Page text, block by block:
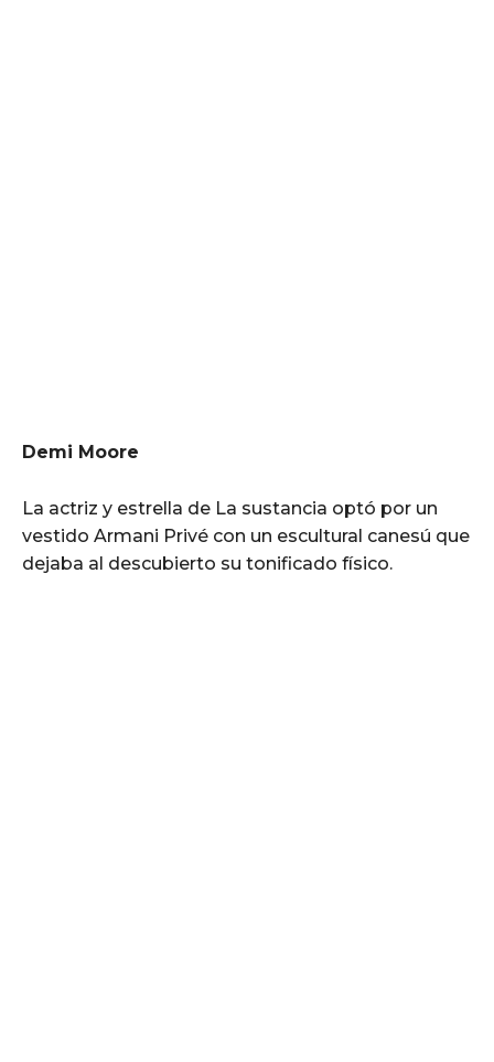
Demi Moore
La actriz y estrella de La sustancia optó por un
vestido Armani Privé con un escultural canesú que
dejaba al descubierto su tonificado físico.